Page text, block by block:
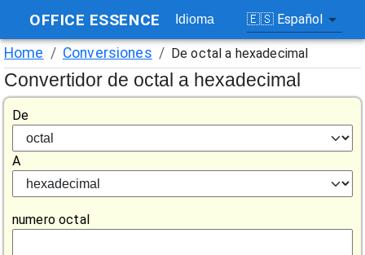
OFFICE ESSENCE Idioma 🇪🇸 Español
Home / Conversiones / De octal a hexadecimal
Convertidor de octal a hexadecimal
De
A
numero octal